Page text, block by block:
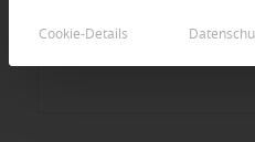
Cookie-Details